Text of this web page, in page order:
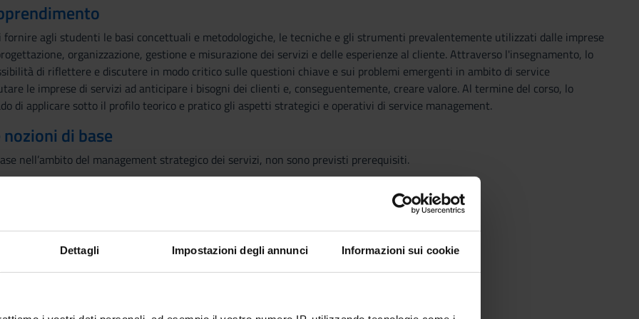
Dettagli Impostazioni degli annunci Informazioni sui cookie
fornire agli studenti le basi concettuali e metodologiche, le tecniche e gli strumenti prevalentemente utilizzati dalle imprese
organizzazione, gestione e misurazione dei servizi e delle esperienze al cliente. Attraverso l'insegnamento, lo
di riflettere e discutere in modo critico sulle questioni chiave e sui problemi emergenti in ambito di service
le imprese di servizi ad anticipare i bisogni dei clienti e, conseguentemente, creare valore. Al termine del corso, lo
di applicare sotto il profilo teorico e pratico gli aspetti strategici e operativi di service management.
di base
nell’ambito del management strategico dei servizi, non sono previsti prerequisiti.
neo-industriale e ruolo centrale dei servizi
e tipologie distintive dei servizi
e importanza dell'improvvisazione